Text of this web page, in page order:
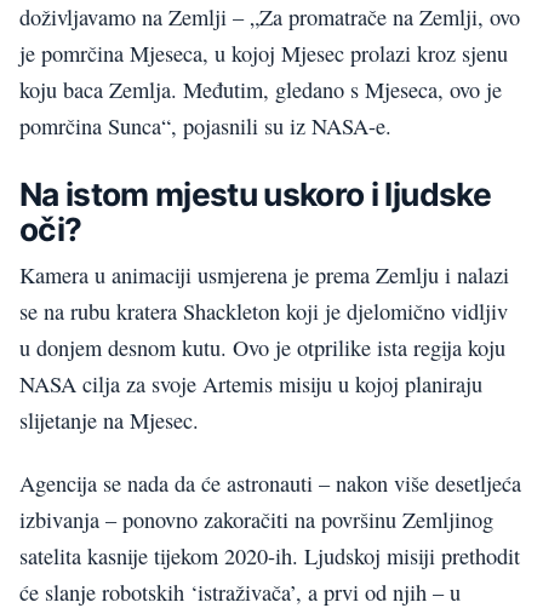
doživljavamo na Zemlji – „Za promatrače na Zemlji, ovo
je pomrčina Mjeseca, u kojoj Mjesec prolazi kroz sjenu
koju baca Zemlja. Međutim, gledano s Mjeseca, ovo je
pomrčina Sunca“, pojasnili su iz NASA-e.
Na istom mjestu uskoro i ljudske
oči?
Kamera u animaciji usmjerena je prema Zemlju i nalazi
se na rubu kratera Shackleton koji je djelomično vidljiv
u donjem desnom kutu. Ovo je otprilike ista regija koju
NASA cilja za svoje Artemis misiju u kojoj planiraju
slijetanje na Mjesec.
Agencija se nada da će astronauti – nakon više desetljeća
izbivanja – ponovno zakoračiti na površinu Zemljinog
satelita kasnije tijekom 2020-ih. Ljudskoj misiji prethodit
će slanje robotskih ‘istraživača’, a prvi od njih – u